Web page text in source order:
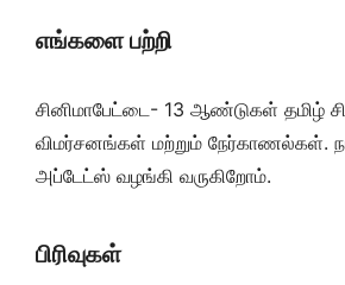
எங்களை பற்றி
சினிமாபேட்டை- 13 ஆண்டுகள் தமிழ்
விமர்சனங்கள் மற்றும் நேர்காணல்கள்.
அப்டேட்ஸ் வழங்கி வருகிறோம்.
பிரிவுகள்